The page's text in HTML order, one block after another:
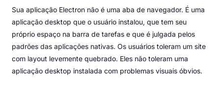
Sua aplicação Electron não é uma aba de navegador. É uma
aplicação desktop que o usuário instalou, que tem seu
próprio espaço na barra de tarefas e que é julgada pelos
padrões das aplicações nativas. Os usuários toleram um site
com layout levemente quebrado. Eles não toleram uma
aplicação desktop instalada com problemas visuais óbvios.